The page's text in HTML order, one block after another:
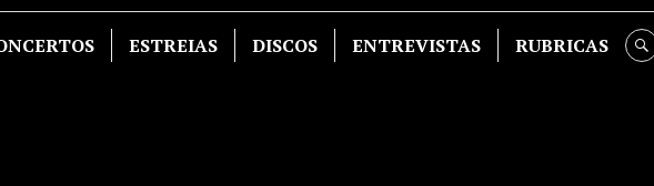
ESTREIAS DISCOS ENTREVISTAS RUBRICAS